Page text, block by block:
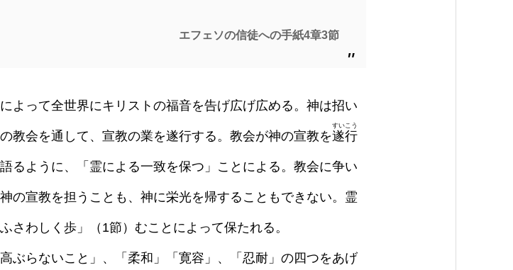
矢
印
っ
て
だ
さ
エフェソの信徒への手紙4章3節
って全世界にキリストの福音を告げ広げ広める。神は招い
教会を通して、宣教の業を遂行する。教会が神の宣教を遂行
すいこう
るように、「霊による一致を保つ」ことによる。教会に争い
の宣教を担うことも、神に栄光を帰することもできない。霊
さわしく歩」（1節）むことによって保たれる。
ぶらないこと」、「柔和」「寛容」、「忍耐」の四つをあげ